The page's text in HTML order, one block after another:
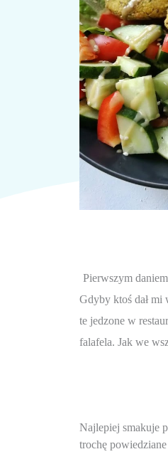
Pierwszym
Gdyby ktoś dał mi
te jedzone w
falafela. Jak we
Najlepiej smakuje
trochę